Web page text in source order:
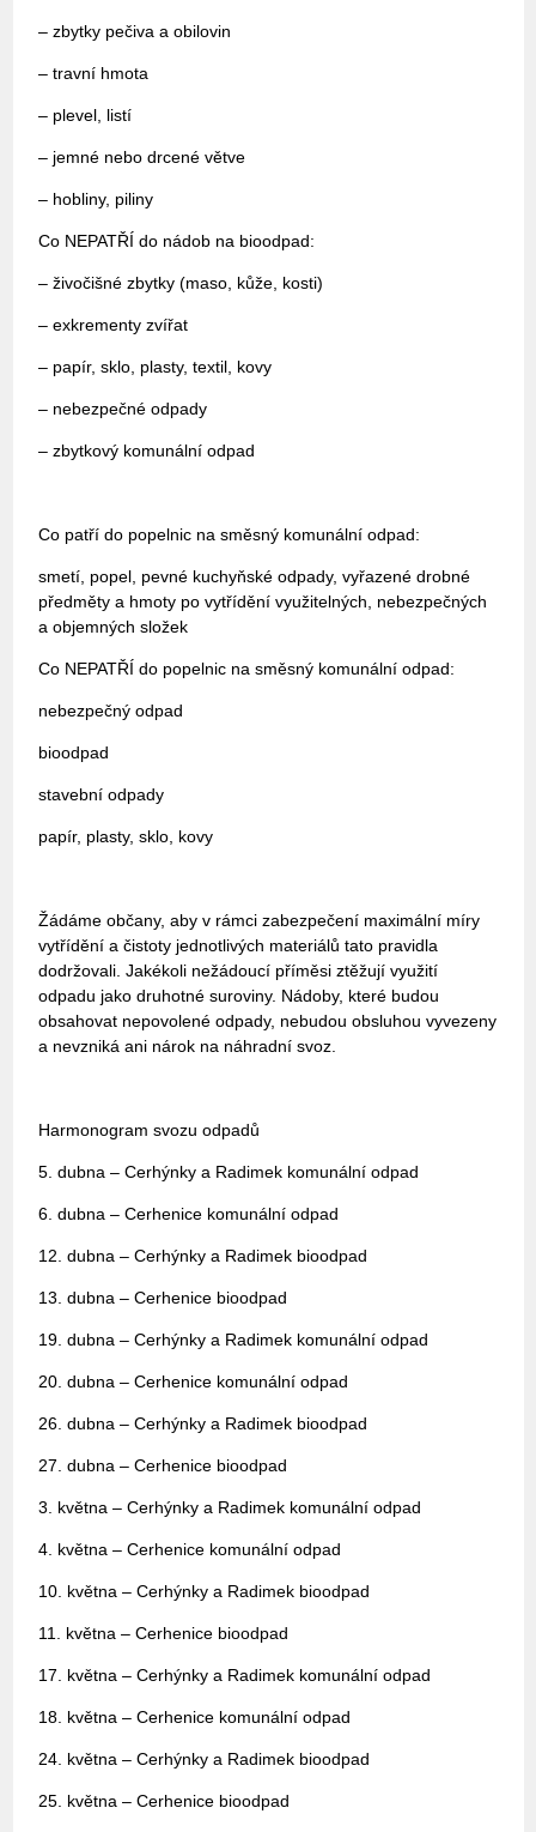
– zbytky pečiva a obilovin
– travní hmota
– plevel, listí
– jemné nebo drcené větve
– hobliny, piliny
Co NEPATŘÍ do nádob na bioodpad:
– živočišné zbytky (maso, kůže, kosti)
– exkrementy zvířat
– papír, sklo, plasty, textil, kovy
– nebezpečné odpady
– zbytkový komunální odpad
Co patří do popelnic na směsný komunální odpad:
smetí, popel, pevné kuchyňské odpady, vyřazené drobné
předměty a hmoty po vytřídění využitelných, nebezpečných
a objemných složek
Co NEPATŘÍ do popelnic na směsný komunální odpad:
nebezpečný odpad
bioodpad
stavební odpady
papír, plasty, sklo, kovy
Žádáme občany, aby v rámci zabezpečení maximální míry
vytřídění a čistoty jednotlivých materiálů tato pravidla
dodržovali. Jakékoli nežádoucí příměsi ztěžují využití
odpadu jako druhotné suroviny. Nádoby, které budou
obsahovat nepovolené odpady, nebudou obsluhou vyvezeny
a nevzniká ani nárok na náhradní svoz.
Harmonogram svozu odpadů
5. dubna – Cerhýnky a Radimek komunální odpad
6. dubna – Cerhenice komunální odpad
12. dubna – Cerhýnky a Radimek bioodpad
13. dubna – Cerhenice bioodpad
19. dubna – Cerhýnky a Radimek komunální odpad
20. dubna – Cerhenice komunální odpad
26. dubna – Cerhýnky a Radimek bioodpad
27. dubna – Cerhenice bioodpad
3. května – Cerhýnky a Radimek komunální odpad
4. května – Cerhenice komunální odpad
10. května – Cerhýnky a Radimek bioodpad
11. května – Cerhenice bioodpad
17. května – Cerhýnky a Radimek komunální odpad
18. května – Cerhenice komunální odpad
24. května – Cerhýnky a Radimek bioodpad
25. května – Cerhenice bioodpad